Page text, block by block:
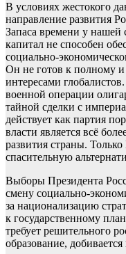
В условиях жестокого
направление развития
Запаса времени у нашей
капитал не способен
социально-
Он не готов к полному и
интересами
военной операции
тайной сделки с
действует как партия
власти является всё
развития страны.
спасительную
Выборы Президента
смену социально-
за национализацию
к государственному
требует решительного
образование,